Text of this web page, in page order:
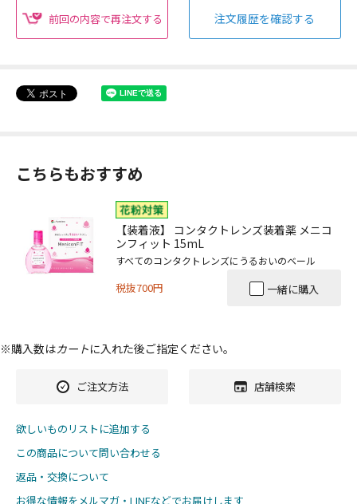
前回の内容で再注文する 注文履歴を確認する
こちらもおすすめ
【装着液】 コンタクトレンズ装着薬 メニコ
ンフィット 15mL
すべてのコンタクトレンズにうるおいのベール
税抜700円 一緒に購入
※購入数はカートに入れた後ご指定ください。
ご注文方法 店舗検索
欲しいものリストに追加する
この商品について問い合わせる
返品・交換について
お得な情報をメルマガ・LINEなどでお届けします